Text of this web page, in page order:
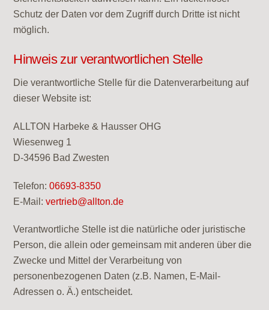
Schutz der Daten vor dem Zugriff durch Dritte ist nicht
möglich.
Hinweis zur verantwortlichen Stelle
Die verantwortliche Stelle für die Datenverarbeitung auf
dieser Website ist:
ALLTON Harbeke & Hausser OHG
Wiesenweg 1
D-34596 Bad Zwesten
Telefon:06693-8350
E-Mail:vertrieb@allton.de
Verantwortliche Stelle ist die natürliche oder juristische
Person, die allein oder gemeinsam mit anderen über die
Zwecke und Mittel der Verarbeitung von
personenbezogenen Daten (z.B. Namen, E-Mail-
Adressen o. Ä.) entscheidet.